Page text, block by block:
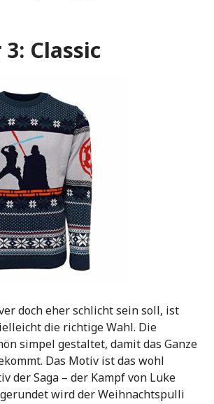
Classic
doch eher schlicht sein soll, ist
die richtige Wahl. Die
simpel gestaltet, damit das Ganze
Das Motiv ist das wohl
der Saga – der Kampf von Luke
wird der Weihnachtspulli